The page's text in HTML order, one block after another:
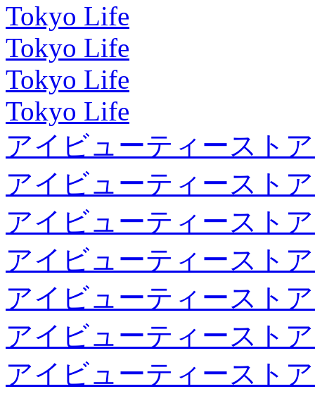
Tokyo Life
Tokyo Life
Tokyo Life
Tokyo Life
アイビューティースト
アイビューティースト
アイビューティースト
アイビューティースト
アイビューティースト
アイビューティースト
アイビューティースト